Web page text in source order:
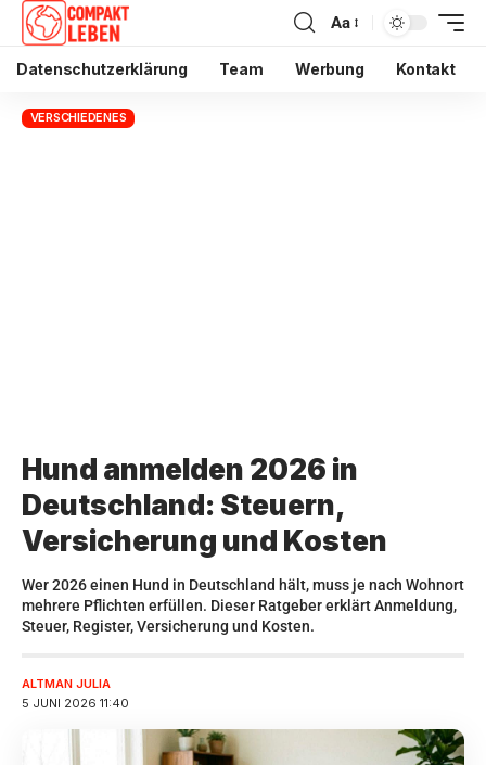
Aa
Datenschutzerklärung Team Werbung Kontakt
VERSCHIEDENES
Hund anmelden 2026 in
Deutschland: Steuern,
Versicherung und Kosten
Wer 2026 einen Hund in Deutschland hält, muss je nach Wohnort
mehrere Pflichten erfüllen. Dieser Ratgeber erklärt Anmeldung,
Steuer, Register, Versicherung und Kosten.
5 JUNI 2026 11:40
ALTMAN JULIA